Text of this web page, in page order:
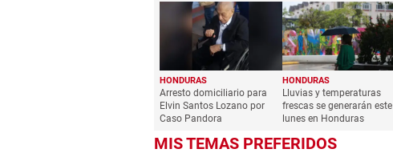
HONDURAS
Arresto domiciliario para
Elvin Santos Lozano por
Caso Pandora
HONDURAS
Lluvias y temperaturas
frescas se generarán este
lunes en Honduras
MIS TEMAS PREFERIDOS